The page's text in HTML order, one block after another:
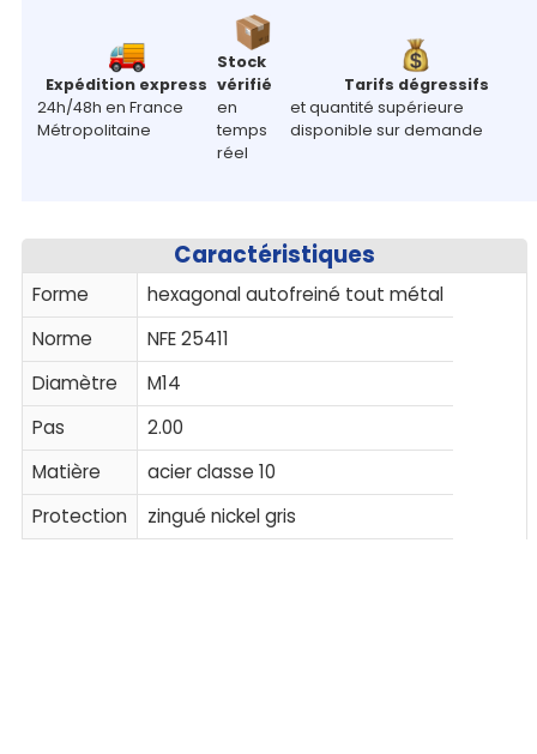
Expédition express
24h/48h en France
Métropolitaine
Stock
vérifié
en
temps
réel
Tarifs dégressifs
et quantité supérieure
disponible sur demande
Caractéristiques
Forme
hexagonal autofreiné tout métal
Norme
NFE 25411
Diamètre
M14
Pas
2.00
Matière
acier classe 10
Protection
zingué nickel gris